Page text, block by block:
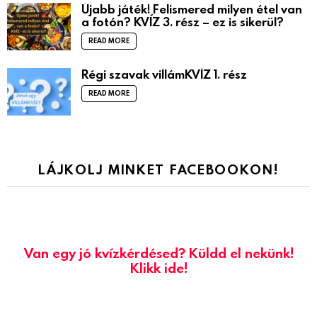
Újabb játék! Felismered milyen étel van
a fotón? KVÍZ 3. rész – ez is sikerül?
READ MORE
Régi szavak villámKVÍZ 1. rész
READ MORE
LÁJKOLJ MINKET FACEBOOKON!
Van egy jó kvízkérdésed? Küldd el nekünk!
Klikk ide!